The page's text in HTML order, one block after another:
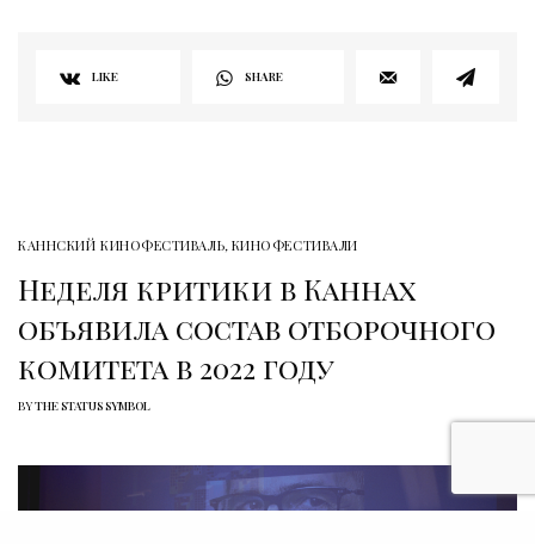
LIKE SHARE
КАННСКИЙ КИНОФЕСТИВАЛЬ, КИНОФЕСТИВАЛИ
Неделя критики в Каннах
объявила состав отборочного
комитета в 2022 году
BYTHE STATUS SYMBOL